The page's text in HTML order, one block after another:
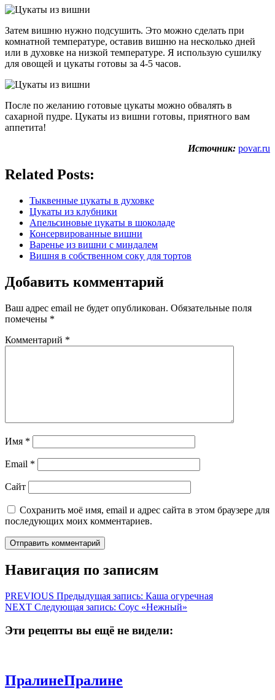
Затем вишню нужно подсушить. Это можно сделать при
комнатной температуре, оставив вишню на несколько дней
или в духовке на низкой температуре. Я использую сушилку
для овощей и цукаты готовы за 4-5 часов.
После по желанию готовые цукаты можно обвалять в
сахарной пудре. Цукаты из вишни готовы, приятного вам
аппетита!
Источник: povar.ru
Related Posts:
Тыквенные цукаты в духовке
Цукаты из клубники
Апельсиновые цукаты в шоколаде
Консервированные вишни
Варенье из вишни с миндалем
Вишня в собственном соку для тортов
Добавить комментарий
Ваш адрес email не будет опубликован. Обязательные поля
помечены *
Комментарий *
Имя *
Email *
Сайт
Сохранить моё имя, email и адрес сайта в этом браузере для
последующих моих комментариев.
Навигация по записям
PREVIOUS Предыдущая запись: Каша огуречная
NEXT Следующая запись: Соус «Нежный»
Эти рецепты вы ещё не видели:
ПралинеПралине